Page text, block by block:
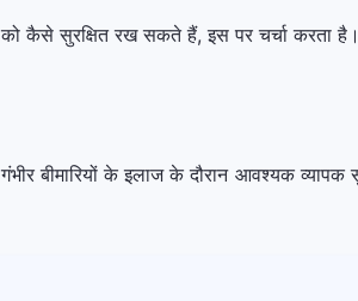
कैसे सुरक्षित रख सकते हैं, इस पर चर्चा करता है।
बीमारियों के इलाज के दौरान आवश्यक